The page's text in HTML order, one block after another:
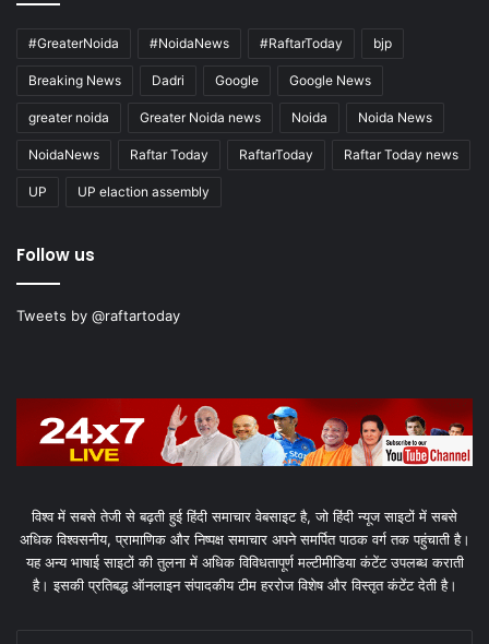
#GreaterNoida #NoidaNews #RaftarToday bjp
Breaking News Dadri Google Google News
greater noida Greater Noida news Noida Noida News
NoidaNews Raftar Today RaftarToday Raftar Today news
UP UP elaction assembly
Follow us
Tweets by @raftartoday
विश्व में सबसे तेजी से बढ़ती हुई हिंदी समाचार वेबसाइट है, जो हिंदी न्यूज साइटों में सबसे
अधिक विश्वसनीय, प्रामाणिक और निष्पक्ष समाचार अपने समर्पित पाठक वर्ग तक पहुंचाती है।
यह अन्य भाषाई साइटों की तुलना में अधिक विविधतापूर्ण मल्टीमीडिया कंटेंट उपलब्ध कराती
है। इसकी प्रतिबद्ध ऑनलाइन संपादकीय टीम हररोज विशेष और विस्तृत कंटेंट देती है।